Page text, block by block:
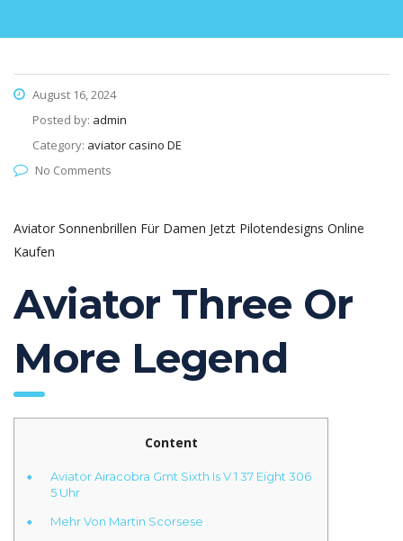
August 16, 2024
Posted by: admin
Category: aviator casino DE
No Comments
Aviator Sonnenbrillen Für Damen Jetzt Pilotendesigns Online
Kaufen
Aviator Three Or
More Legend
Content
Aviator Airacobra Gmt Sixth Is V 1 37 Eight 306
5 Uhr
Mehr Von Martin Scorsese